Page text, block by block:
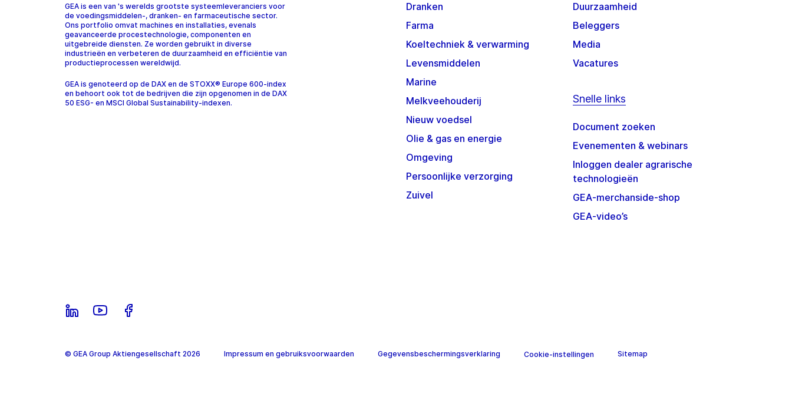
GEA is een van 's werelds grootste systeemleveranciers voor
de voedingsmiddelen-, dranken- en farmaceutische sector.
Ons portfolio omvat machines en installaties, evenals
geavanceerde procestechnologie, componenten en
uitgebreide diensten. Ze worden gebruikt in diverse
industrieën en verbeteren de duurzaamheid en efficiëntie van
productieprocessen wereldwijd.
GEA is genoteerd op de DAX en de STOXX® Europe 600-index
en behoort ook tot de bedrijven die zijn opgenomen in de DAX
50 ESG- en MSCI Global Sustainability-indexen.
Dranken
Farma
Koeltechniek & verwarming
Levensmiddelen
Marine
Melkveehouderij
Nieuw voedsel
Olie & gas en energie
Omgeving
Persoonlijke verzorging
Zuivel
Duurzaamheid
Beleggers
Media
Vacatures
Snelle links
Document zoeken
Evenementen & webinars
Inloggen dealer agrarische
technologieën
GEA-merchanside-shop
GEA-video’s
© GEA Group Aktiengesellschaft 2026 Impressum en gebruiksvoorwaarden Gegevensbeschermingsverklaring Cookie-instellingen Sitemap